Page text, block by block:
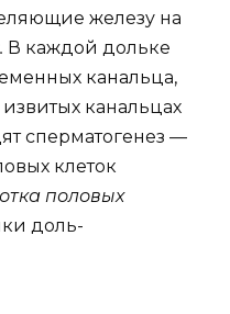
железу на
В каждой дольке
канальца,
канальцах
сперматогенез —
клеток
половых
доль-